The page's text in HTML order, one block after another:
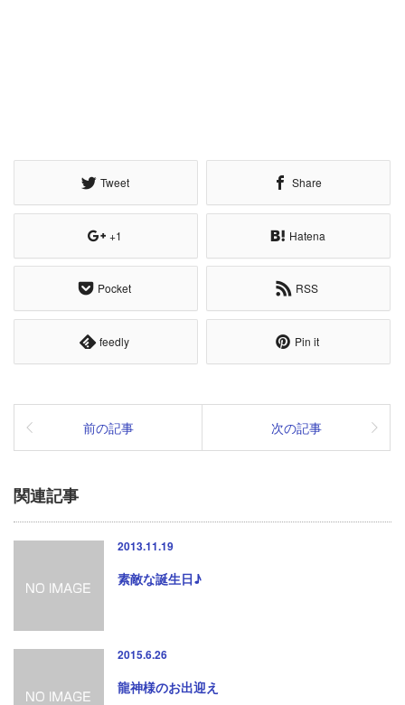
Tweet Share
+1 Hatena
Pocket RSS
feedly Pin it
前の記事 次の記事
関連記事
2013.11.19
素敵な誕生日♪
2015.6.26
龍神様のお出迎え